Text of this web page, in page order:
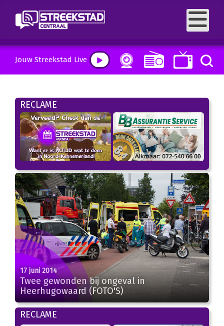
Jouw Streekstad Live
RECLAME
17 juni 2014
Twee gewonden bij ongeval in
Heerhugowaard (FOTO'S)
RECLAME